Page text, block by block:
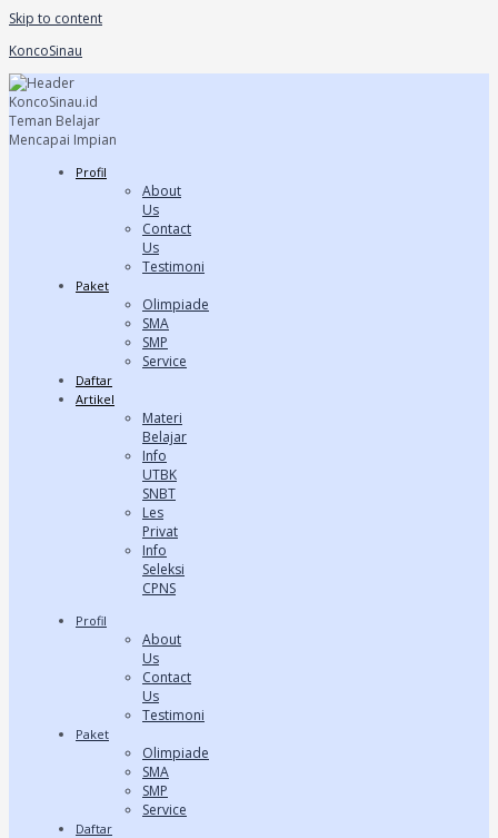
Skip to content
KoncoSinau
Profil
About
Us
Contact
Us
Testimoni
Paket
Olimpiade
SMA
SMP
Service
Daftar
Artikel
Materi
Belajar
Info
UTBK
SNBT
Les
Privat
Info
Seleksi
CPNS
Profil
About
Us
Contact
Us
Testimoni
Paket
Olimpiade
SMA
SMP
Service
Daftar